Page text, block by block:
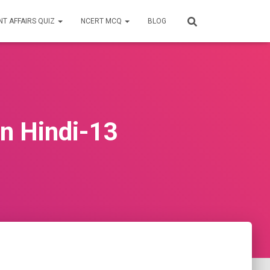
AFFAIRS QUIZ NCERT MCQ BLOG
In Hindi-13